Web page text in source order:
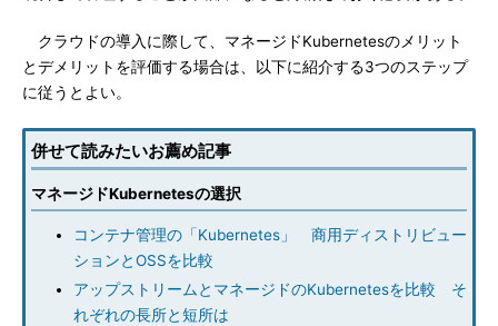
クラウドの導入に際して、マネージドKubernetesのメリット
とデメリットを評価する場合は、以下に紹介する3つのステップ
に従うとよい。
併せて読みたいお薦め記事
マネージドKubernetesの選択
コンテナ管理の「Kubernetes」 商用ディストリビュー
ションとOSSを比較
アップストリームとマネージドのKubernetesを比較 そ
れぞれの長所と短所は